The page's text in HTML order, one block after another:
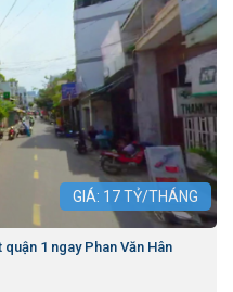
GIÁ: 17TỶ/THÁNG
1 ngay Phan Văn Hân